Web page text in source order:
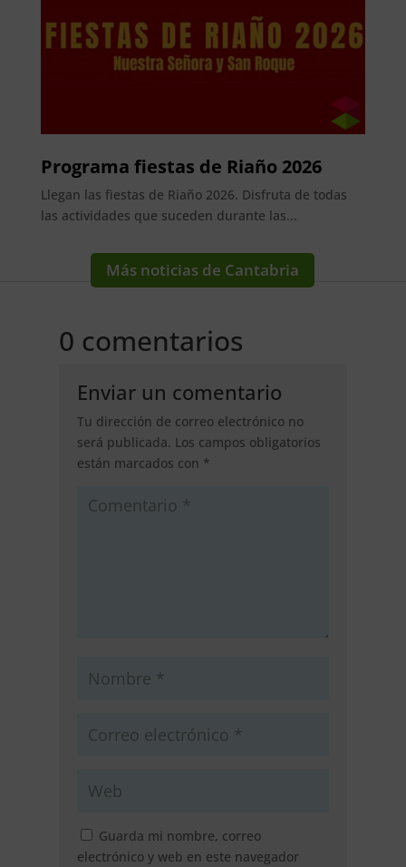
Programa fiestas de Riaño 2026
Llegan las fiestas de Riaño 2026. Disfruta de todas
las actividades que suceden durante las...
Más noticias de Cantabria
0 comentarios
Enviar un comentario
Tu dirección de correo electrónico no
será publicada. Los campos obligatorios
están marcados con *
Guarda mi nombre, correo
electrónico y web en este navegador